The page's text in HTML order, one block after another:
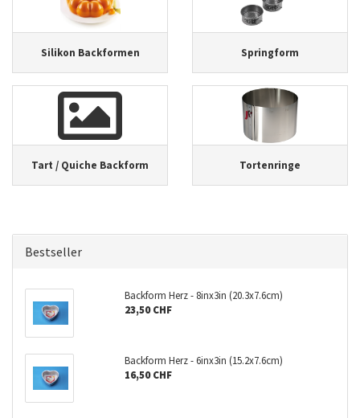
Silikon Backformen Springform
Tart / Quiche Backform Tortenringe
Bestseller
Backform Herz - 8inx3in (20.3x7.6cm)
23,50 CHF
Backform Herz - 6inx3in (15.2x7.6cm)
16,50 CHF